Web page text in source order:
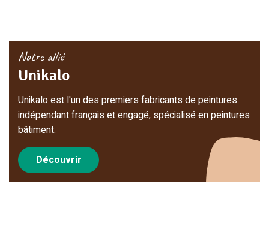
Unikalo
Notre allié
Unikalo est l'un des premiers fabricants de peintures
indépendant français et engagé, spécialisé en peintures
bâtiment.
Découvrir